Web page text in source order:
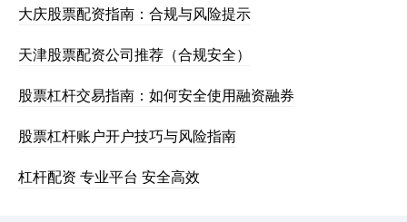
大庆股票配资指南：合规与风险提示
天津股票配资公司推荐（合规安全）
股票杠杆交易指南：如何安全使用融资融券
股票杠杆账户开户技巧与风险指南
杠杆配资 专业平台 安全高效